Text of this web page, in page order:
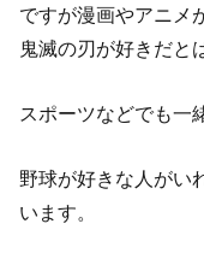
ですが漫画やアニメ
鬼滅の刃が好きだと
スポーツなどでも一
野球が好きな人がい
います。